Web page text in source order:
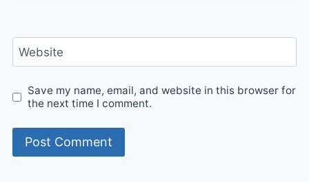
Website
Save my name, email, and website in this browser for
the next time I comment.